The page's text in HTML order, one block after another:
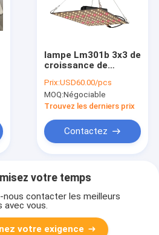
lampe Lm301b 3x3 de
croissance de
menée pour élever la
poubelle supérieure
du kit 128 de tente
Prix:USD60.00/pcs
MOQ:Négociable
Trouvez les derniers prix
Contactez
votre temps
nous contacter les meilleurs
avec vous.
votre exigence